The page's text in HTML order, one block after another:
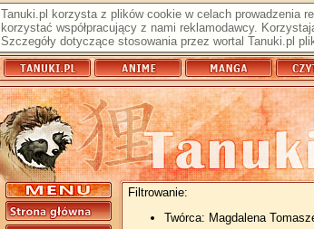
Tanuki.pl korzysta z plików cookie w celach prowadzenia
korzystać współpracujący z nami reklamodawcy.
Szczegóły dotyczące stosowania przez wortal Tanuki.pl
Filtrowanie:
Twórca: Magdalena